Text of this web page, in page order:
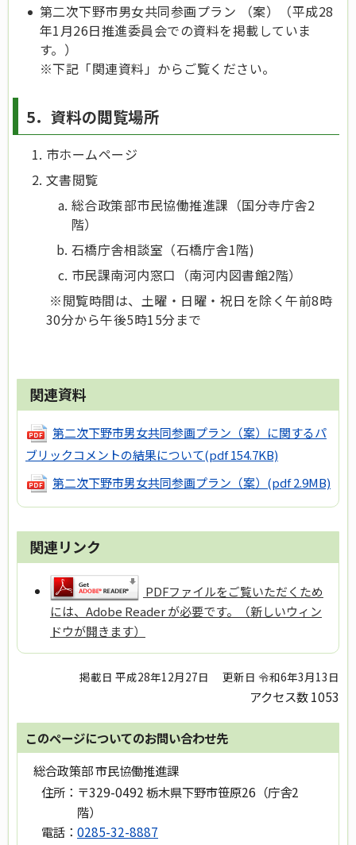
第二次下野市男女共同参画プラン （案）（平成28
年1月26日推進委員会での資料を掲載していま
す。）
※下記「関連資料」からご覧ください。
5．資料の閲覧場所
市ホームページ
文書閲覧
総合政策部市民協働推進課（国分寺庁舎2
階）
石橋庁舎相談室（石橋庁舎1階)
市民課南河内窓口（南河内図書館2階）
※閲覧時間は、土曜・日曜・祝日を除く午前8時
30分から午後5時15分まで
関連資料
第二次下野市男女共同参画プラン（案）に関するパ
ブリックコメントの結果について(pdf 154.7KB)
第二次下野市男女共同参画プラン（案） (pdf 2.9MB)
関連リンク
PDFファイルをご覧いただくため
には、Adobe Reader が必要です。（新しいウィン
ドウが開きます）
掲載日 平成28年12月27日 更新日 令和6年3月13日
アクセス数1053
このページについてのお問い合わせ先
総合政策部 市民協働推進課
住所： 〒329-0492 栃木県下野市笹原26（庁舎2
階）
電話： 0285-32-8887